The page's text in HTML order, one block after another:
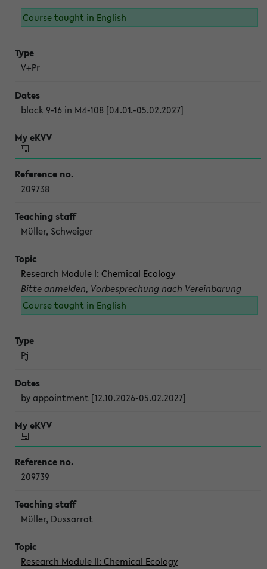
Course taught in English
V+Pr
block 9-16 in M4-108 [04.01.-05.02.2027]
209738
Müller, Schweiger
Research Module I: Chemical Ecology
Bitte anmelden, Vorbesprechung nach Vereinbarung
Course taught in English
Pj
by appointment [12.10.2026-05.02.2027]
209739
Müller, Dussarrat
Research Module II: Chemical Ecology